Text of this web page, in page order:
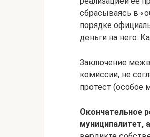
сбрасываясь в
порядке
деньги на него.
Заключение
комиссии, не
протест (особое
Окончательное
муниципалитет,